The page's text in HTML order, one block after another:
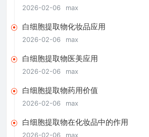
2026-02-06 max
白细胞提取物化妆品应用
2026-02-06 max
白细胞提取物医美应用
2026-02-06 max
白细胞提取物药用价值
2026-02-06 max
白细胞提取物在化妆品中的作用
2026-02-06 max